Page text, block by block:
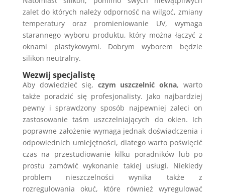
zalet do których należy odporność na wilgoć, zmiany
temperatury oraz promieniowanie UV, wymaga
starannego wyboru produktu, który można łączyć z
oknami plastykowymi. Dobrym wyborem będzie
silikon neutralny.
Wezwij specjalistę
Aby dowiedzieć się, czym uszczelnić okna, warto
także poradzić się profesjonalisty. Jako najbardziej
pewny i sprawdzony sposób najpewniej zaleci on
zastosowanie taśm uszczelniających do okien. Ich
poprawne założenie wymaga jednak doświadczenia i
odpowiednich umiejętności, dlatego warto poświęcić
czas na przestudiowanie kilku poradników lub po
prostu zamówić wykonanie takiej usługi. Niekiedy
problem nieszczelności wynika także z
rozregulowania okuć, które również wyregulować